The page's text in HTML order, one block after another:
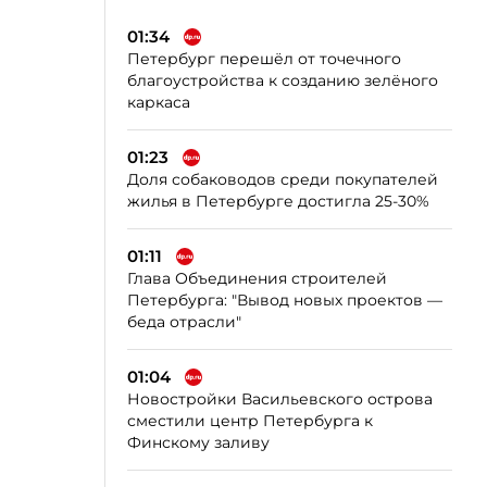
01:34
Петербург перешёл от точечного
благоустройства к созданию зелёного
каркаса
01:23
Доля собаководов среди покупателей
жилья в Петербурге достигла 25-30%
01:11
Глава Объединения строителей
Петербурга: "Вывод новых проектов —
беда отрасли"
01:04
Новостройки Васильевского острова
сместили центр Петербурга к
Финскому заливу